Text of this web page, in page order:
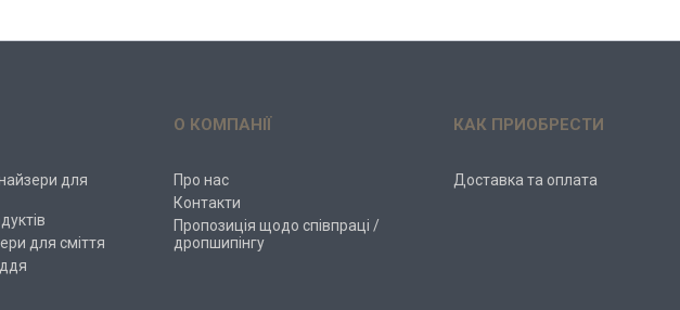
для
для сміття
О КОМПАНІЇ
Про нас
Контакти
Пропозиція щодо співпраці /
дропшипінгу
КАК ПРИОБРЕСТИ
Доставка та оплата